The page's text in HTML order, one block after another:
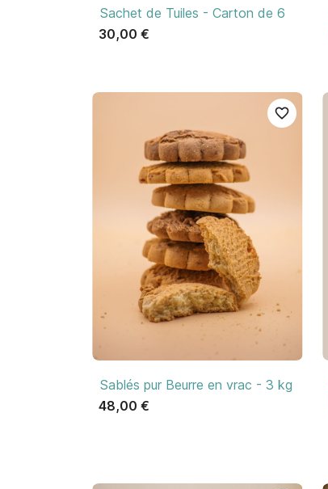
 Aperçu rapide
Sachet de Tuiles - Carton de 6
30,00 €
 Aperçu rapide
favorite_border
Sablés pur Beurre en vrac - 3 kg
48,00 €